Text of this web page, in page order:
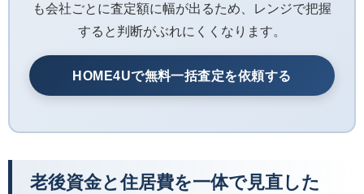
も会社ごとに査定額に幅が出るため、レンジで把握
すると判断がぶれにくくなります。
HOME4Uで無料一括査定を依頼する
老後資金と住居費を一体で見直した